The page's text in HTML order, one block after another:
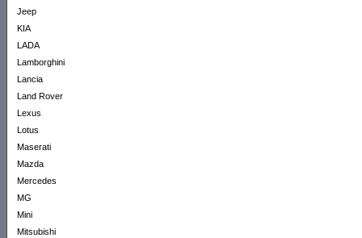
Jeep
KIA
LADA
Lamborghini
Lancia
Land Rover
Lexus
Lotus
Maserati
Mazda
Mercedes
MG
Mini
Mitsubishi